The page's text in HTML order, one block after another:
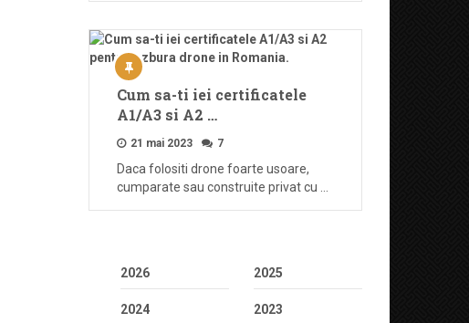
Cum sa-ti iei certificatele
A1/A3 si A2 …
21 mai 2023 7
Daca folositi drone foarte usoare,
cumparate sau construite privat cu …
2026 2025
2024 2023